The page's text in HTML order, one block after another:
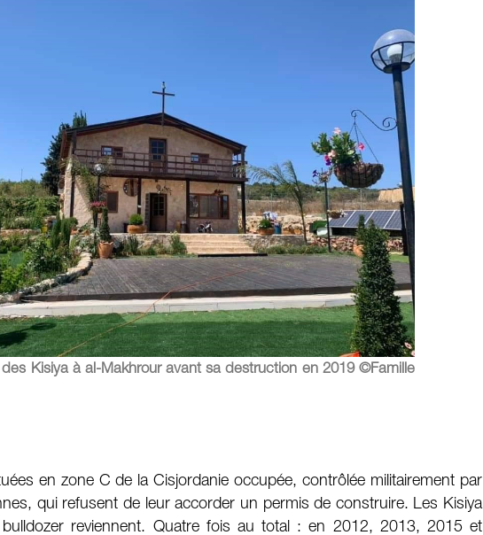
des Kisiya à al-Makhrour avant sa destruction en 2019 ©Famille
en zone C de la Cisjordanie occupée, contrôlée militairement par
qui refusent de leur accorder un permis de construire. Les Kisiya
reviennent. Quatre fois au total : en 2012, 2013, 2015 et